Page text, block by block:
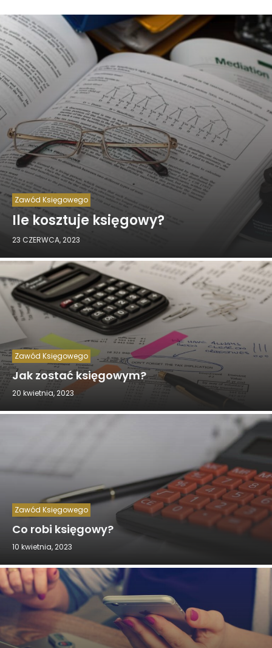
Zawód Księgowego
Ile kosztuje księgowy?
23 CZERWCA, 2023
Zawód Księgowego
Jak zostać księgowym?
20 kwietnia, 2023
Zawód Księgowego
Co robi księgowy?
10 kwietnia, 2023